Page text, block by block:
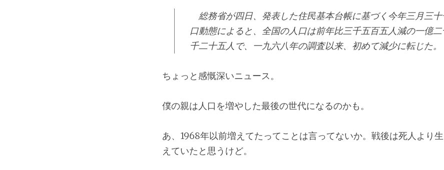
総務省が四日、発表した住民基本台帳に基づく今年三月三十
口動態によると、全国の人口は前年比三千五百五人減の一億
千二十五人で、一九六八年の調査以来、初めて減少に転じた。
ちょっと感慨深いニュース。
僕の親は人口を増やした最後の世代になるのかも。
あ、1968年以前増えてたってことは言ってないか。戦後は死人より
えていたと思うけど。